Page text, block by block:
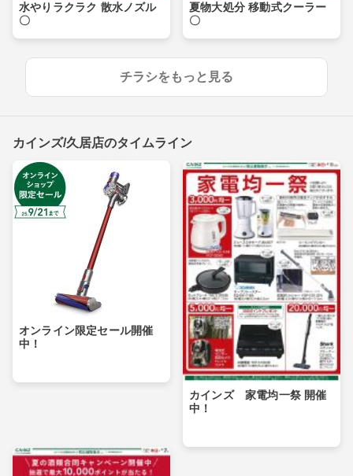
水やりラクラク 散水ノズル
〇
夏物大処分 移動式クーラー
〇
チラシをもっと見る
カインズ/久居店のタイムライン
オンライン限定セール開催
中！
カインズ 家電均一祭 開催
中！